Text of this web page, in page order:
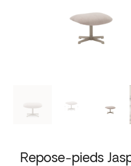
Repose-pieds